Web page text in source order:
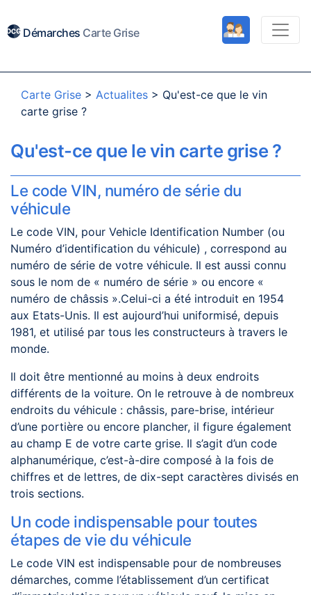
Démarches Carte Grise
Carte Grise > Actualites > Qu'est-ce que le vin
carte grise ?
Qu'est-ce que le vin carte grise ?
Le code VIN, numéro de série du
véhicule
Le code VIN, pour Vehicle Identification Number (ou
Numéro d’identification du véhicule) , correspond au
numéro de série de votre véhicule. Il est aussi connu
sous le nom de « numéro de série » ou encore «
numéro de châssis ».Celui-ci a été introduit en 1954
aux Etats-Unis. Il est aujourd’hui uniformisé, depuis
1981, et utilisé par tous les constructeurs à travers le
monde.
Il doit être mentionné au moins à deux endroits
différents de la voiture. On le retrouve à de nombreux
endroits du véhicule : châssis, pare-brise, intérieur
d’une portière ou encore plancher, il figure également
au champ E de votre carte grise. Il s’agit d’un code
alphanumérique, c’est-à-dire composé à la fois de
chiffres et de lettres, de dix-sept caractères divisés en
trois sections.
Un code indispensable pour toutes
étapes de vie du véhicule
Le code VIN est indispensable pour de nombreuses
démarches, comme l’établissement d’un certificat